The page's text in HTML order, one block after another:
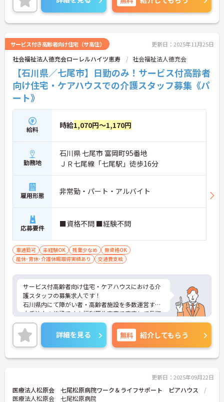
細をお話致しますのでお気軽にご相談ください。
サービス付き高齢者向け住宅（サ高住） 更新日：2025年11月25日
社会福祉法人徳充会ローレルハイツ恵寿 社会福祉法人徳充会
【石川県／七尾市】日勤のみ！サービス付高齢者
向け住宅・ケアハウスでの介護スタッフ募集《パ
ート》
給料 時給1,070円～1,170円
勤務地
石川県 七尾市 富岡町95番地
ＪＲ七尾線「七尾駅」徒歩16分
雇用形態 非常勤・パート・アルバイト
応募要件 ■資格不問 ■経験不問
車通勤可 未経験OK 残業少なめ
無資格OK
産休･育休･介護休暇取得実績あり
交通費支給
サービス付高齢者向け住宅・ケアハウスにおける介
護スタッフの募集求人です！
石川県内にて障がい者・高齢者施設を多数運営する
大手法人の施設です！福利厚生充実で安定して長期
で働けます！
ご興味ある方には、面接のポイントなど、さらに詳
細をお話致しますのでお気軽にご相談ください。
詳細を見る 無料 紹介してもらう
更新日：2025年09月22日
医療法人松原会 七尾松原病院ワーク＆ライフサポート ピアハウス
医療法人松原会 七尾松原病院